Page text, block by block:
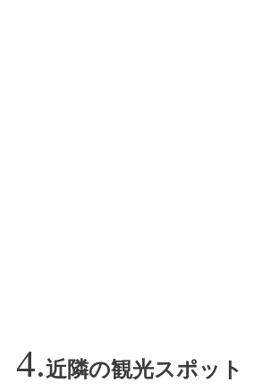
近隣の観光スポット